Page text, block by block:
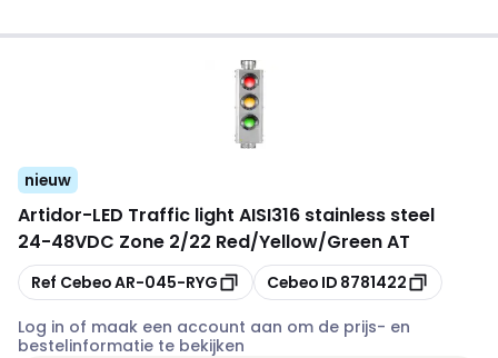
nieuw
Artidor-LED Traffic light AISI316 stainless steel
24-48VDC Zone 2/22 Red/Yellow/Green AT
Kopiëren
Ref CebeoAR-045-RYG Kopiëren
Cebeo ID 8781422
Log in of maak een account aan om de prijs- en
bestelinformatie te bekijken